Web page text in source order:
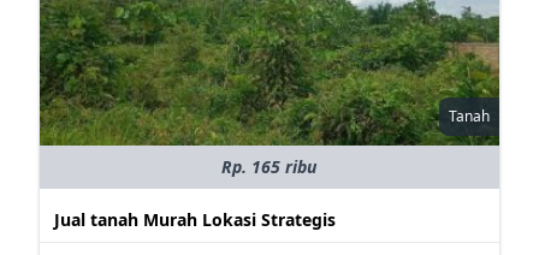
Tanah
Rp. 165 ribu
Jual tanah Murah Lokasi Strategis